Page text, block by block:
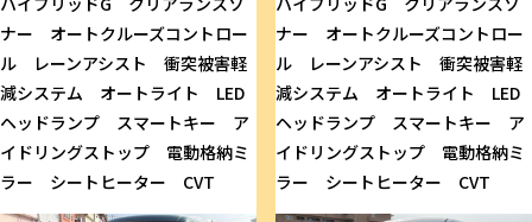
ナー オートクルーズコントロー
ル レーンアシスト 衝突被害軽
減システム オートライト LED
ヘッドランプ スマートキー ア
イドリングストップ 電動格納ミ
ラー シートヒーター CVT
ナー オートクルーズコントロー
ル レーンアシスト 衝突被害軽
減システム オートライト LED
ヘッドランプ スマートキー ア
イドリングストップ 電動格納ミ
ラー シートヒーター CVT